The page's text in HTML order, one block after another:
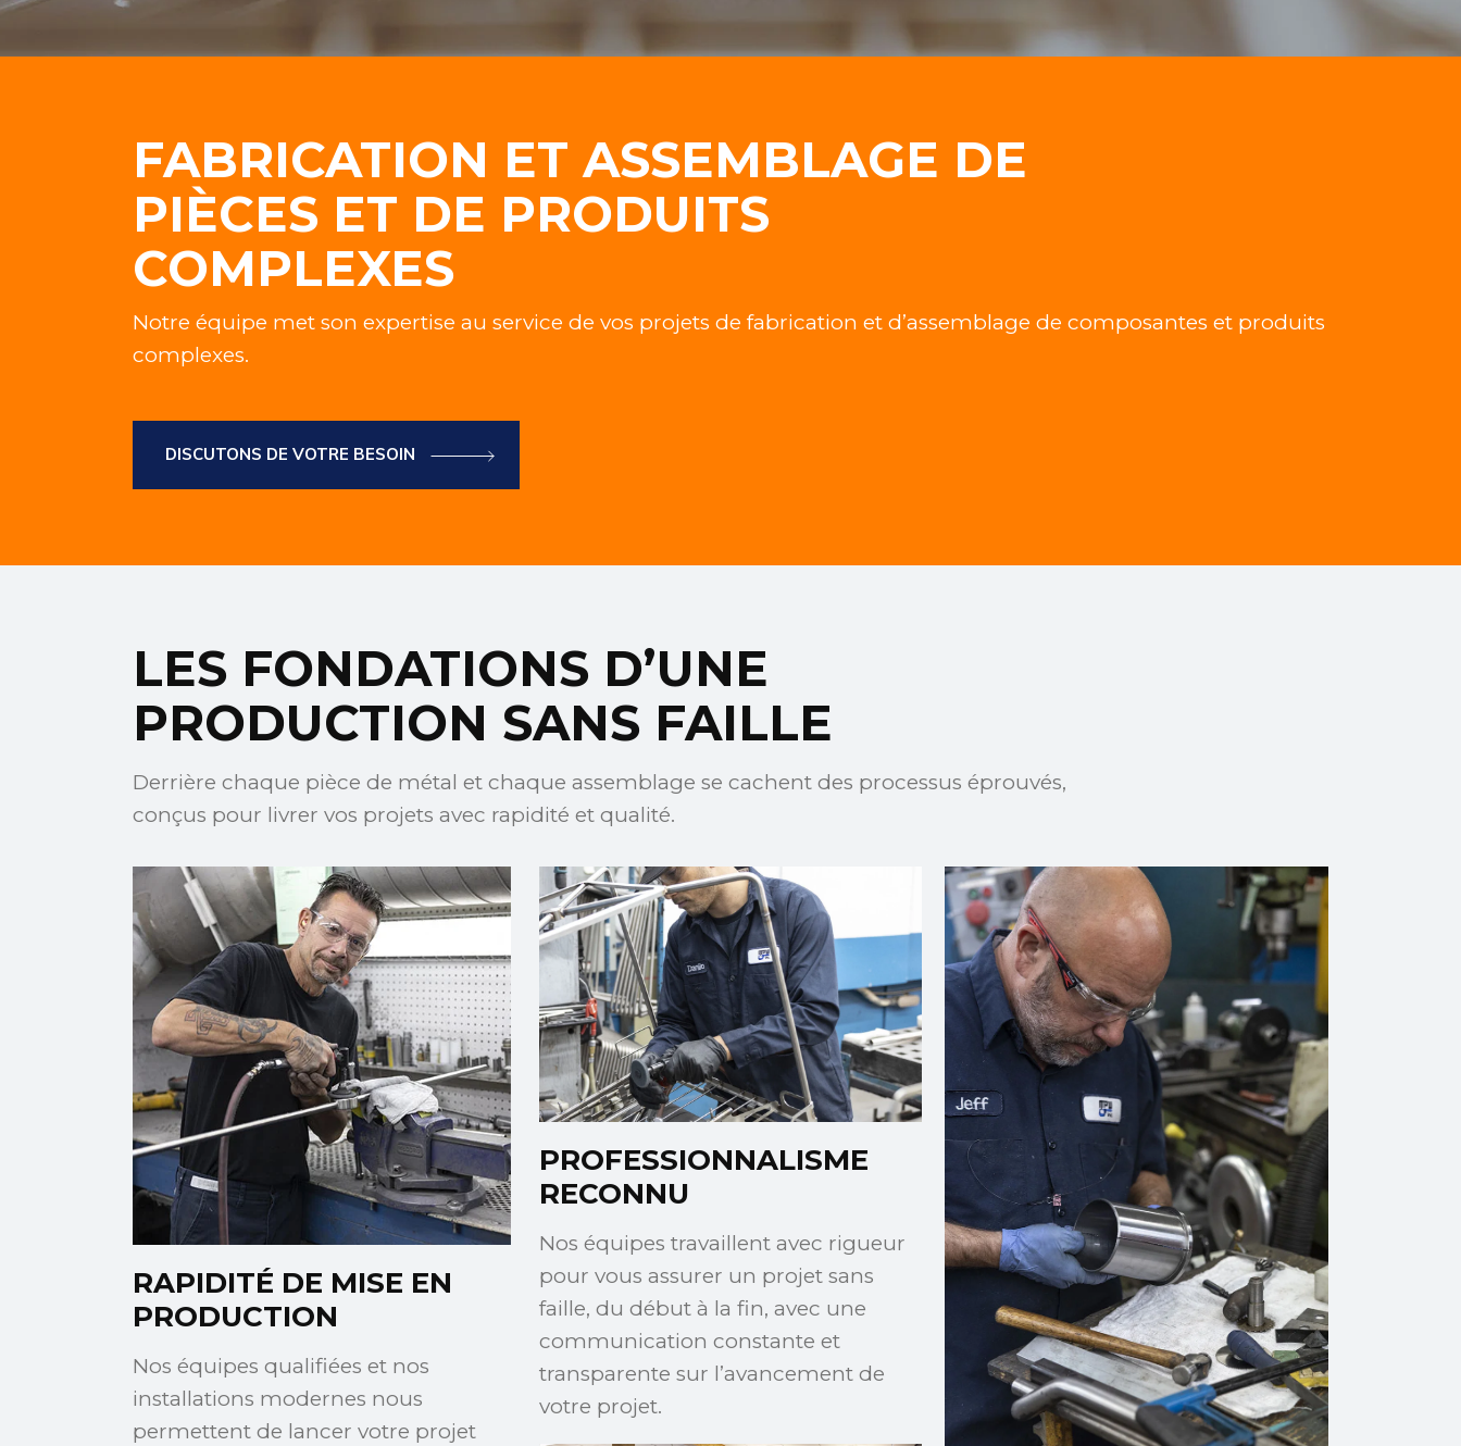
FABRICATION ET ASSEMBLAGE DE
PIÈCES ET DE PRODUITS
COMPLEXES
Notre équipe met son expertise au service de vos projets de fabrication et d’assemblage de composantes et produits
complexes.
DISCUTONS DE VOTRE BESOIN
LES FONDATIONS D’UNE
PRODUCTION SANS FAILLE
Derrière chaque pièce de métal et chaque assemblage se cachent des processus éprouvés,
conçus pour livrer vos projets avec rapidité et qualité.
RAPIDITÉ DE MISE EN
PRODUCTION
Nos équipes qualifiées et nos
installations modernes nous
permettent de lancer votre projet
PROFESSIONNALISME
RECONNU
Nos équipes travaillent avec rigueur
pour vous assurer un projet sans
faille, du début à la fin, avec une
communication constante et
transparente sur l’avancement de
votre projet.